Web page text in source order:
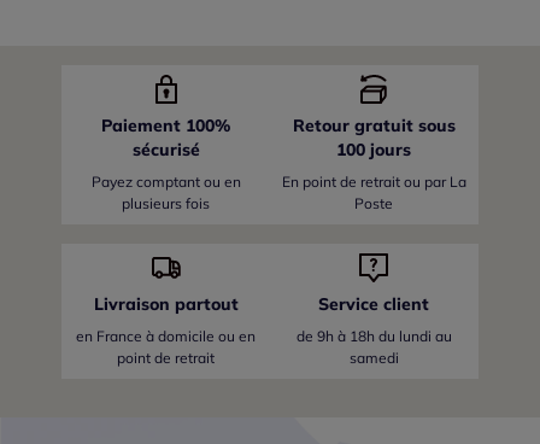
Paiement 100%
sécurisé
Payez comptant ou en
plusieurs fois
Retour gratuit sous
100 jours
En point de retrait ou par La
Poste
Livraison partout
en France à domicile ou en
point de retrait
Service client
de 9h à 18h du lundi au
samedi